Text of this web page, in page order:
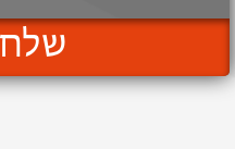
שלח